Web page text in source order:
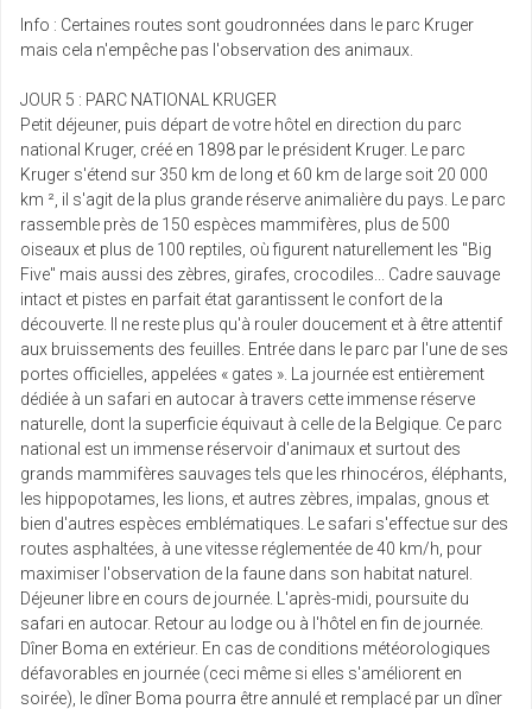
Info : Certaines routes sont goudronnées dans le parc Kruger
mais cela n'empêche pas l'observation des animaux.
JOUR 5 : PARC NATIONAL KRUGER
Petit déjeuner, puis départ de votre hôtel en direction du parc
national Kruger, créé en 1898 par le président Kruger. Le parc
Kruger s'étend sur 350 km de long et 60 km de large soit 20 000
km ², il s'agit de la plus grande réserve animalière du pays. Le parc
rassemble près de 150 espèces mammifères, plus de 500
oiseaux et plus de 100 reptiles, où figurent naturellement les "Big
Five" mais aussi des zèbres, girafes, crocodiles... Cadre sauvage
intact et pistes en parfait état garantissent le confort de la
découverte. Il ne reste plus qu'à rouler doucement et à être attentif
aux bruissements des feuilles. Entrée dans le parc par l'une de ses
portes officielles, appelées « gates ». La journée est entièrement
dédiée à un safari en autocar à travers cette immense réserve
naturelle, dont la superficie équivaut à celle de la Belgique. Ce parc
national est un immense réservoir d'animaux et surtout des
grands mammifères sauvages tels que les rhinocéros, éléphants,
les hippopotames, les lions, et autres zèbres, impalas, gnous et
bien d'autres espèces emblématiques. Le safari s'effectue sur des
routes asphaltées, à une vitesse réglementée de 40 km/h, pour
maximiser l'observation de la faune dans son habitat naturel.
Déjeuner libre en cours de journée. L'après-midi, poursuite du
safari en autocar. Retour au lodge ou à l'hôtel en fin de journée.
Dîner Boma en extérieur. En cas de conditions météorologiques
défavorables en journée (ceci même si elles s'améliorent en
soirée), le dîner Boma pourra être annulé et remplacé par un dîner